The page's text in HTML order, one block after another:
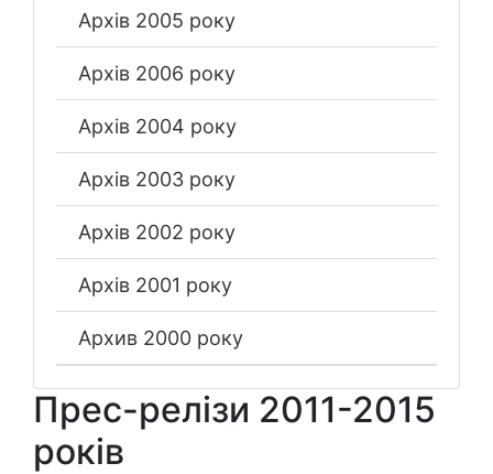
Архів 2005 року
Архів 2006 року
Архів 2004 року
Архів 2003 року
Архів 2002 року
Архів 2001 року
Архив 2000 року
Прес-релізи 2011-2015
років